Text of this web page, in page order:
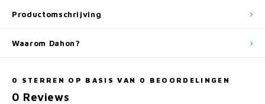
Productomschrijving
Waarom Dahon?
0 STERREN OP BASIS VAN 0 BEOORDELINGEN
0 Reviews